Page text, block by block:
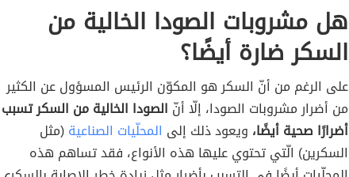
هل مشروبات الصودا الخالية من
السكر ضارة أيضًا؟
على الرغم من أنّ السكر هو المكوّن الرئيس المسؤول عن الكثير
من أضرار مشروبات الصودا، إلّا أنّ الصودا الخالية من السكر تسبب
أضرارًا صحية أيضًا، ويعود ذلك إلى المحلّيات الصناعية(مثل
السكرين) الّتي تحتوي عليها هذه الأنواع، فقد تساهم هذه